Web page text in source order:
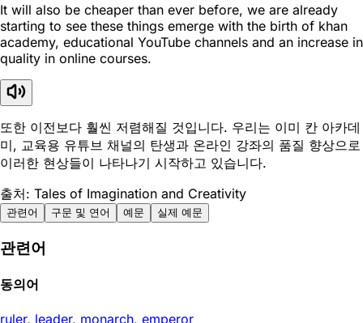
It will also be cheaper than ever before, we are already
starting to see these things emerge with the birth of khan
academy, educational YouTube channels and an increase in
quality in online courses.
또한 이전보다 훨씬 저렴해질 것입니다. 우리는 이미 칸 아카데
미, 교육용 유튜브 채널의 탄생과 온라인 강좌의 품질 향상으로
이러한 현상들이 나타나기 시작하고 있습니다.
출처: Tales of Imagination and Creativity
관련어 구문 및 연어 예문 실제 예문
관련어
동의어
ruler, leader, monarch, emperor